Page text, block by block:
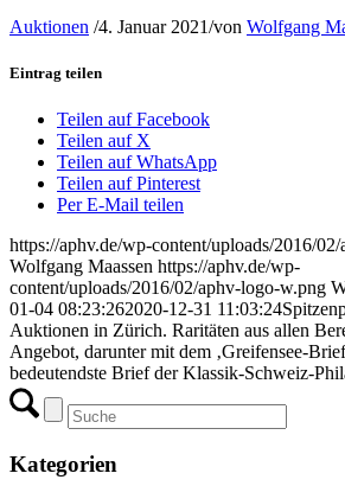
Auktionen /4. Januar 2021/von Wolfgang
Eintrag teilen
Teilen auf Facebook
Teilen auf X
Teilen auf WhatsApp
Teilen auf Pinterest
Per E-Mail teilen
https://aphv.de/wp-content/uploads/2016/
Wolfgang Maassen https://aphv.de/wp-
content/uploads/2016/02/aphv-logo-w.png
01-04 08:23:262020-12-31 11:03:24
Auktionen in Zürich. Raritäten aus allen
Angebot, darunter mit dem ‚Greifensee-
bedeutendste Brief der Klassik-Schweiz-
Kategorien